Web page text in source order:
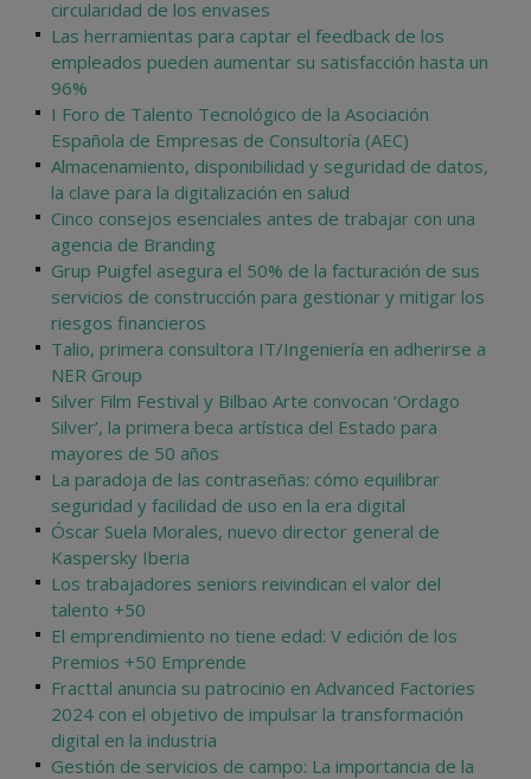
circularidad de los envases
Las herramientas para captar el feedback de los
empleados pueden aumentar su satisfacción hasta un
96%
I Foro de Talento Tecnológico de la Asociación
Española de Empresas de Consultoría (AEC)
Almacenamiento, disponibilidad y seguridad de datos,
la clave para la digitalización en salud
Cinco consejos esenciales antes de trabajar con una
agencia de Branding
Grup Puigfel asegura el 50% de la facturación de sus
servicios de construcción para gestionar y mitigar los
riesgos financieros
Talio, primera consultora IT/Ingeniería en adherirse a
NER Group
Silver Film Festival y Bilbao Arte convocan ‘Ordago
Silver’, la primera beca artística del Estado para
mayores de 50 años
La paradoja de las contraseñas: cómo equilibrar
seguridad y facilidad de uso en la era digital
Óscar Suela Morales, nuevo director general de
Kaspersky Iberia
Los trabajadores seniors reivindican el valor del
talento +50
El emprendimiento no tiene edad: V edición de los
Premios +50 Emprende
Fracttal anuncia su patrocinio en Advanced Factories
2024 con el objetivo de impulsar la transformación
digital en la industria
Gestión de servicios de campo: La importancia de la